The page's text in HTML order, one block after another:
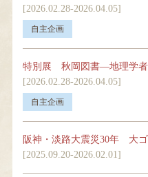
[2026.02.28-2026.04.05]
特別展 秋岡図書―地理学
[2026.02.28-2026.04.05]
阪神・淡路大震災30年 大
[2025.09.20-2026.02.01]